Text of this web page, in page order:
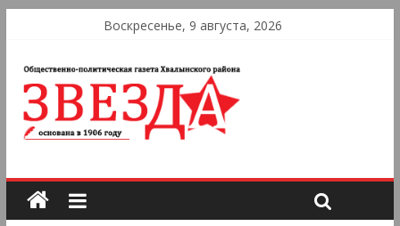
Воскресенье, 9 августа, 2026